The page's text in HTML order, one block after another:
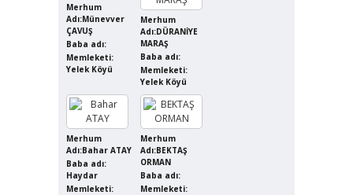
Merhum
Adı:Münevver
ÇAVUŞ
Baba adı:
Memleketi:
Yelek Köyü
Merhum
Adı:DÜRANİYE
MARAŞ
Baba adı:
Memleketi:
Yelek Köyü
Merhum
Adı:Bahar ATAY
Baba adı:
Haydar
Memleketi:
Merhum
Adı:BEKTAŞ
ORMAN
Baba adı:
Memleketi: